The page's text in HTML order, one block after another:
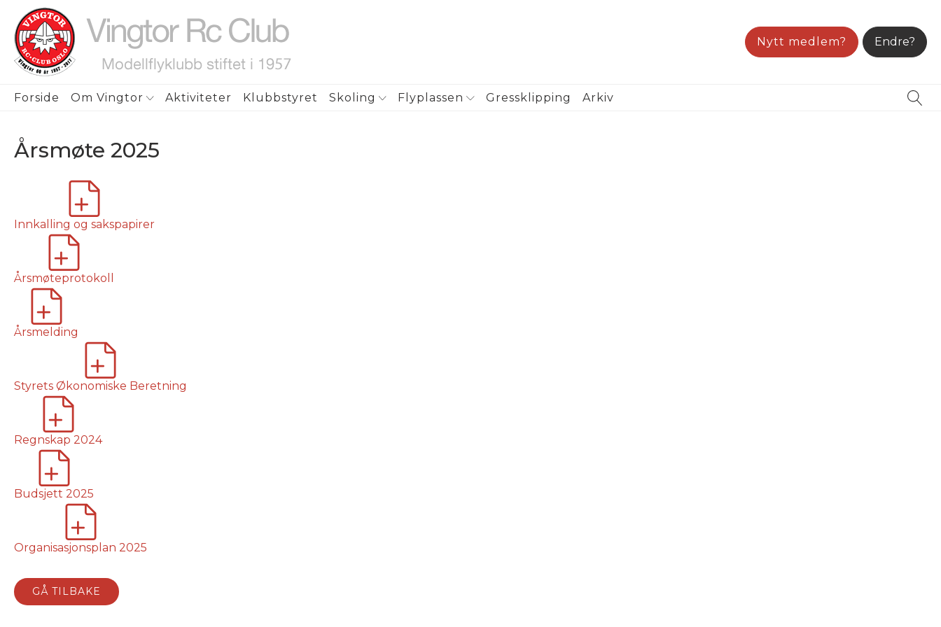
Nytt medlem? Endre?
Forside Om Vingtor Aktiviteter Klubbstyret Skoling Flyplassen Gressklipping Arkiv
Årsmøte 2025
Innkalling og sakspapirer
Årsmøteprotokoll
Årsmelding
Styrets Økonomiske Beretning
Regnskap 2024
Budsjett 2025
Organisasjonsplan 2025
GÅ TILBAKE